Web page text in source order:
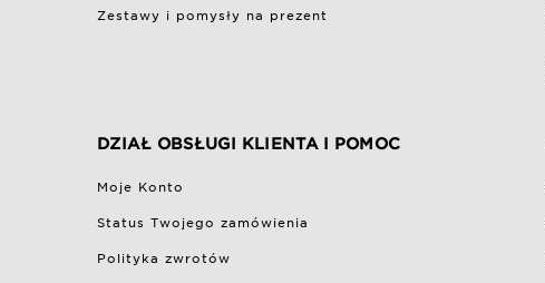
Zestawy i pomysły na prezent
DZIAŁ OBSŁUGI KLIENTA I POMOC
Moje Konto
Status Twojego zamówienia
Polityka zwrotów